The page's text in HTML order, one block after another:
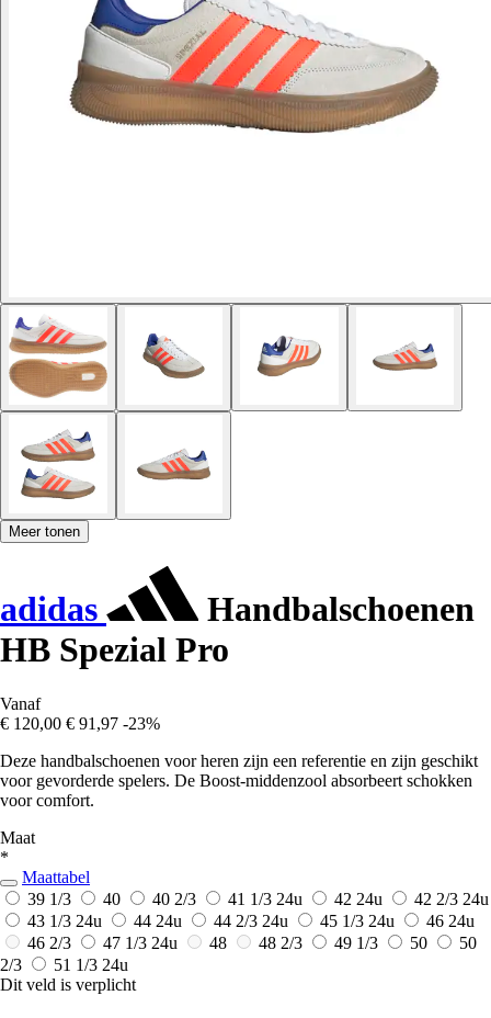
Meer tonen
adidas
Handbalschoenen
HB Spezial Pro
Vanaf
€ 120,00 € 91,97 -23%
Deze handbalschoenen voor heren zijn een referentie en zijn geschikt
voor gevorderde spelers. De Boost-middenzool absorbeert schokken
voor comfort.
Maat
*
Maattabel
39 1/3
40 40 2/3 41 1/3 24u 42 24u 42 2/3 24u
43 1/3 24u 44 24u 44 2/3 24u 45 1/3 24u 46 24u
46 2/3
47 1/3 24u 48 48 2/3 49 1/3 50
50
2/3
51 1/3 24u
Dit veld is verplicht